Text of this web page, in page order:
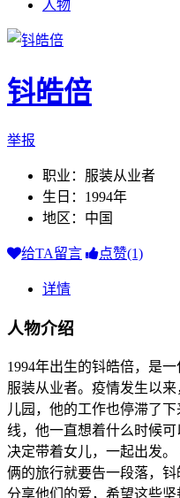
人物
钭皓倍
举报
职业：服装从业者
生日：1994年
地区：中国
给TA留言 点赞(1)
详情
人物介绍
1994年出生的钭皓倍，是
服装从业者。疫情发生以
儿园，他的工作也停滞了
线，他一直想着什么时候
决定带着女儿，一起出发
俩的旅行就要告一段落，
分享他们的爱，希望这些